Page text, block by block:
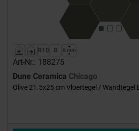
Art-Nr.: 188275
Dune Ceramica Chicago
Olive 21.5x25 cm Vloertegel / Wandtegel